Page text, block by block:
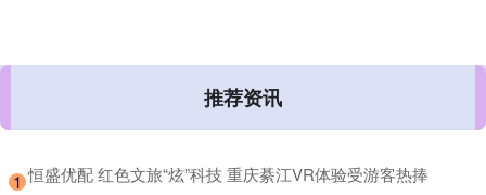
推荐资讯
1 ​恒盛优配 红色文旅“炫”科技 重庆綦江VR体验受游客热捧